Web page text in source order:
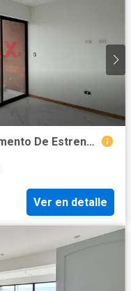
🚨 ¡Única Oportunidad! Departamento De Estreno En 4To Piso En Santa Edelmira 🚨
Ver en detalle